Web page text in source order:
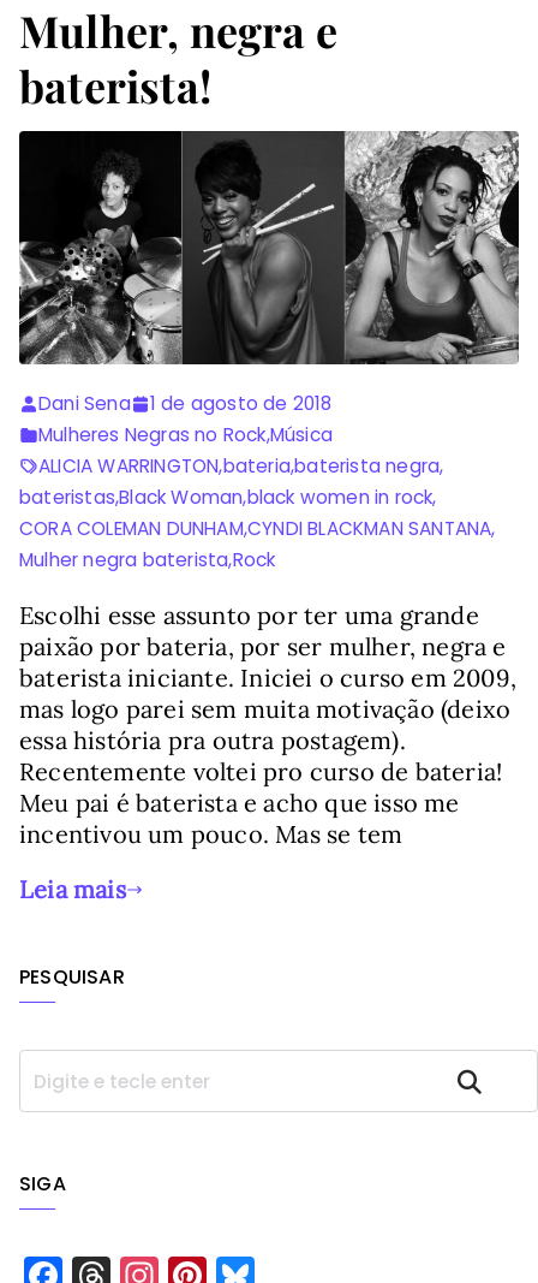
Mulher, negra e
baterista!
Dani Sena
1 de agosto de 2018
Mulheres Negras no Rock,Música
ALICIA WARRINGTON,bateria,baterista negra,
bateristas,Black Woman,black women in rock,
CORA COLEMAN DUNHAM,CYNDI BLACKMAN SANTANA,
Mulher negra baterista,Rock
Escolhi esse assunto por ter uma grande
paixão por bateria, por ser mulher, negra e
baterista iniciante. Iniciei o curso em 2009,
mas logo parei sem muita motivação (deixo
essa história pra outra postagem).
Recentemente voltei pro curso de bateria!
Meu pai é baterista e acho que isso me
incentivou um pouco. Mas se tem
Leia mais
PESQUISAR
s
i
Pesquisar
SIGA